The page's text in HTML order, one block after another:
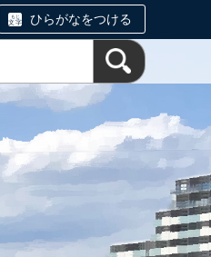
ひらがなをつける